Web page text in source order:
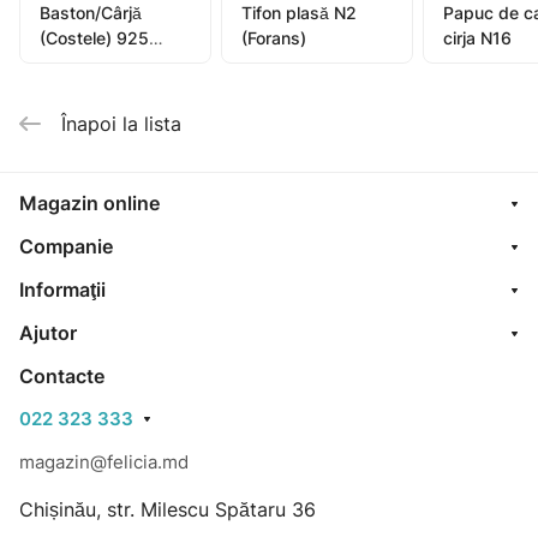
Baston/Cârjă
(Costele) 925
Tifon plasă N2
(Forans)
Papuc de
cirja N16
Înapoi la lista
Magazin online
Companie
Informaţii
Ajutor
Contacte
022 323 333
magazin@felicia.md
Chișinău, str. Milescu Spătaru 36